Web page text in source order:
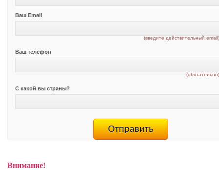
Ваш Email
(введите действительный
Ваш телефон
С какой вы страны?
Внимание!